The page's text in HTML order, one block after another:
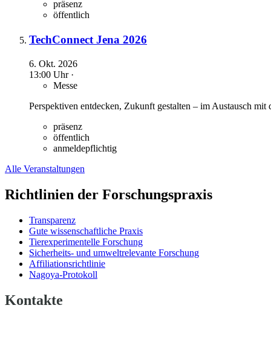
präsenz
öffentlich
TechConnect Jena 2026
6. Okt. 2026
13:00 Uhr ·
Messe
Perspektiven entdecken, Zukunft gestalten – im Austausch mit
präsenz
öffentlich
anmeldepflichtig
Alle Veranstaltungen
Richtlinien der Forschungspraxis
Transparenz
Gute wissenschaftliche Praxis
Tierexperimentelle Forschung
Sicherheits- und umweltrelevante Forschung
Affiliationsrichtlinie
Nagoya-Protokoll
Kontakte